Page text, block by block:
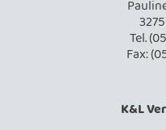
Tel.
Fax:
K&L